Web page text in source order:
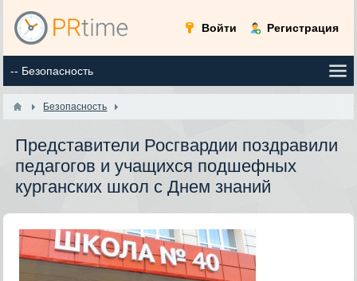
Войти Регистрация
Безопасность
Представители Росгвардии поздравили
педагогов и учащихся подшефных
курганских школ с Днем знаний